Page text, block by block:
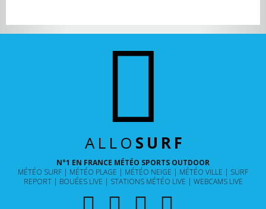
ALLO SURF
N°1 EN FRANCE MÉTÉO SPORTS OUTDOOR
MÉTÉO SURF
MÉTÉO PLAGE MÉTÉO NEIGE MÉTÉO VILLE
SURF
REPORT
BOUÉES LIVE STATIONS MÉTÉO LIVE WEBCAMS LIVE